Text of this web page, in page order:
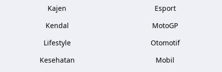
Kajen
Kendal
Lifestyle
Kesehatan
Esport
MotoGP
Otomotif
Mobil